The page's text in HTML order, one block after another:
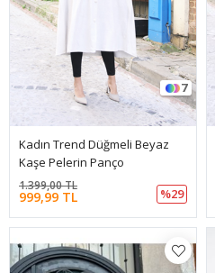
7
Kadın Trend Düğmeli Beyaz
Kaşe Pelerin Panço
999,99 TL
1.399,00 TL
%29